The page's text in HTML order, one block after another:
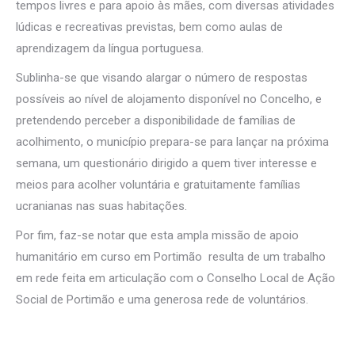
tempos livres e para apoio às mães, com diversas atividades
lúdicas e recreativas previstas, bem como aulas de
aprendizagem da língua portuguesa.
Sublinha-se que visando alargar o número de respostas
possíveis ao nível de alojamento disponível no Concelho, e
pretendendo perceber a disponibilidade de famílias de
acolhimento, o município prepara-se para lançar na próxima
semana, um questionário dirigido a quem tiver interesse e
meios para acolher voluntária e gratuitamente famílias
ucranianas nas suas habitações.
Por fim, faz-se notar que esta ampla missão de apoio
humanitário em curso em Portimão resulta de um trabalho
em rede feita em articulação com o Conselho Local de Ação
Social de Portimão e uma generosa rede de voluntários.